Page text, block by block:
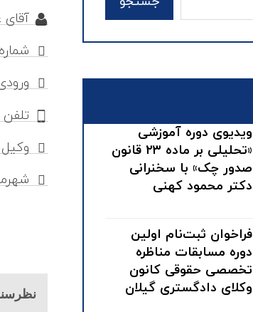
تلفن
ویدیوی دوره آموزشی
«تحلیلی بر ماده ۲۳ قانون
صدور چک» با سخنرانی
دکتر محمود کهنی
فراخوان ثبت‌نام اولین
دوره مسابقات مناظره
تخصصی حقوقی کانون
وکلای دادگستری گیلان